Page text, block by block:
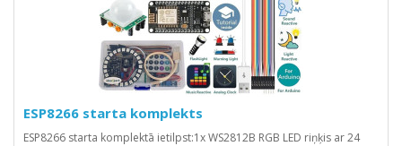
ESP8266 starta komplekts
ESP8266 starta komplektā ietilpst:1x WS2812B RGB LED riņķis ar 24